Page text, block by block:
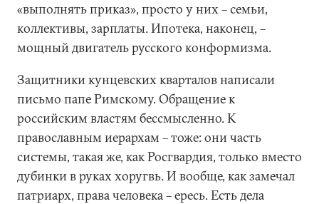
«выполнять приказ», просто у них – семьи,
коллективы, зарплаты. Ипотека, наконец, –
мощный двигатель русского конформизма.
Защитники кунцевских кварталов написали
письмо папе Римскому. Обращение к
российским властям бессмысленно. К
православным иерархам – тоже: они часть
системы, такая же, как Росгвардия, только вместо
дубинки в руках хоругвь. И вообще, как замечал
патриарх, права человека – ересь. Есть дела